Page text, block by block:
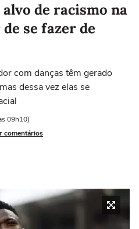
de racismo na
se fazer de
com danças têm gerado
dessa vez elas se
09h10)
comentários